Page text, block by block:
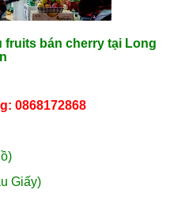
bán cherry tại Long
0868172868
Giấy)